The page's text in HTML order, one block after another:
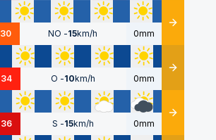
30 NO -15km/h 0mm Détails
34 O -10km/h 0mm Détails
36 S -15km/h 0mm Détails